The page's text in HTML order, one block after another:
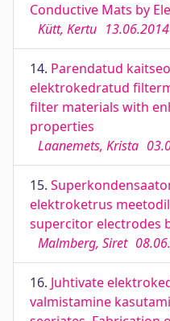
Conductive Mats by
Kütt, Kertu 13.06.2014
14. Parendatud
elektrokedratud
filter materials with
properties
Laanemets, Krista
15.
elektroketrus
supercitor electrodes
Malmberg, Siret
16. Juhtivate
valmistamine